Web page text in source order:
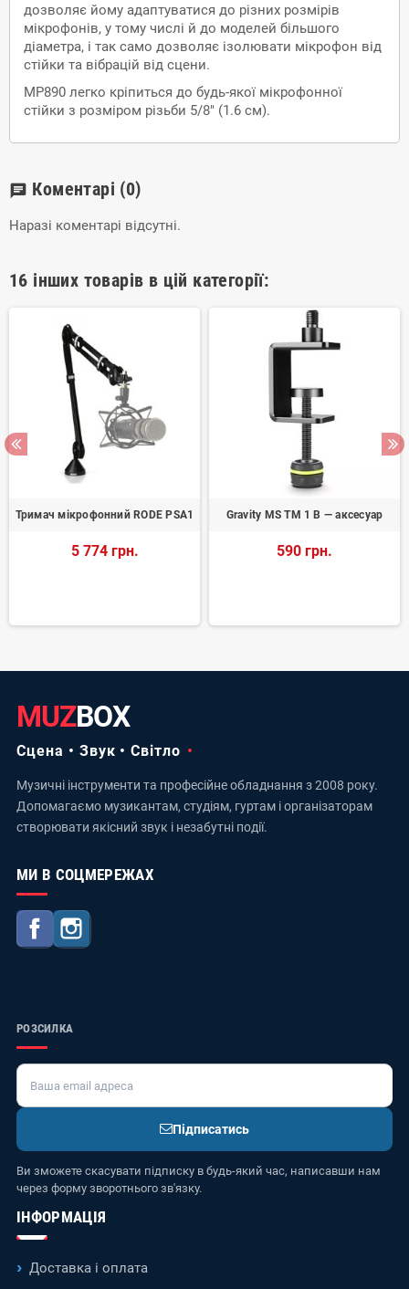
дозволяє йому адаптуватися до різних розмірів
мікрофонів, у тому числі й до моделей більшого
діаметра, і так само дозволяє ізолювати мікрофон від
стійки та вібрацій від сцени.
MP890 легко кріпиться до будь-якої мікрофонної
стійки з розміром різьби 5/8" (1.6 см).
chat Коментарі (0)
Наразі коментарі відсутні.
16 інших товарів в цій категорії:
Тримач мікрофонний RODE PSA1
5 774 грн.
Gravity MS TM 1 B — аксесуар
590 грн.
MUZBOX
Сцена • Звук • Світло
Музичні інструменти та професійне обладнання з 2008 року.
Допомагаємо музикантам, студіям, гуртам і організаторам
створювати якісний звук і незабутні події.
МИ В СОЦМЕРЕЖАХ
Facebook
РОЗСИЛКА
Підписатись
Ви зможете скасувати підписку в будь-який час, написавши нам
через форму зворотнього зв'язку.
ІНФОРМАЦІЯ
Доставка і оплата